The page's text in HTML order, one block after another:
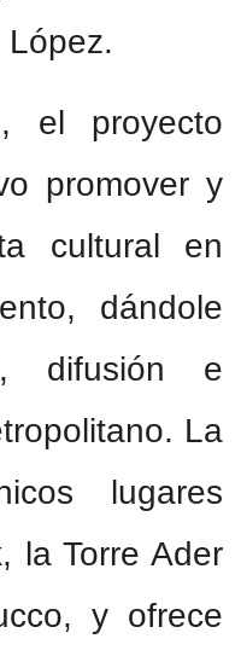
López.
el proyecto
promover y
cultural en
dándole
difusión e
La
lugares
la Torre Ader
y ofrece